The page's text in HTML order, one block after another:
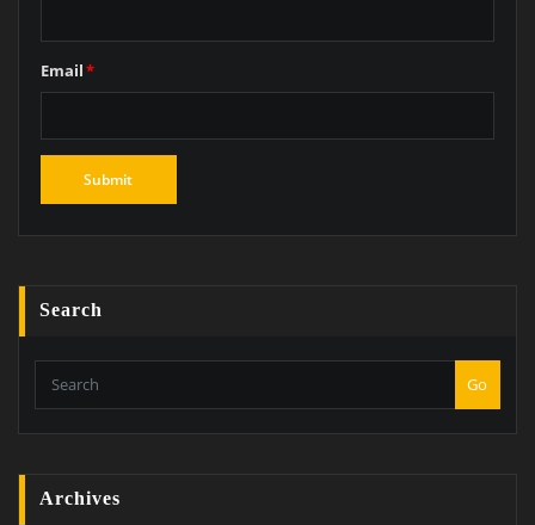
Email*
Search
Go
Archives